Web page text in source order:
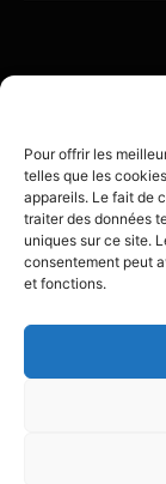
Pour offrir les
telles que les
appareils. Le fait de
traiter des données
uniques sur ce site.
consentement peut
et fonctions.
© 2026
À
PROPOS
Créé